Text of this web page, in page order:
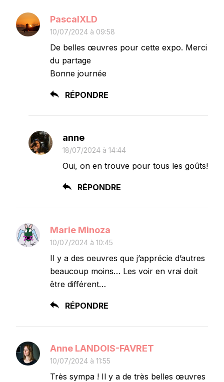
PascalXLD
10/07/2024 à 09:58
De belles œuvres pour cette expo. Merci
du partage
Bonne journée
RÉPONDRE
anne
18/07/2024 à 14:44
Oui, on en trouve pour tous les goûts!
RÉPONDRE
Marie Minoza
10/07/2024 à 10:45
Il y a des oeuvres que j’apprécie d’autres
beaucoup moins… Les voir en vrai doit
être différent…
RÉPONDRE
Anne LANDOIS-FAVRET
10/07/2024 à 11:55
Très sympa ! Il y a de très belles œuvres